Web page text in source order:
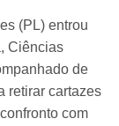
(PL) entrou
Ciências
de
retirar cartazes
com